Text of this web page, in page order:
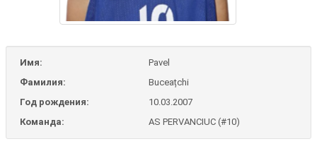
Имя:
Pavel
Фамилия:
Buceațchi
Год рождения:
10.03.2007
Команда:
AS PERVANCIUC (#10)